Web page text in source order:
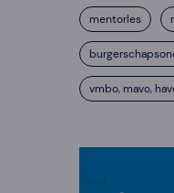
mentorles
vmbo, mavo,